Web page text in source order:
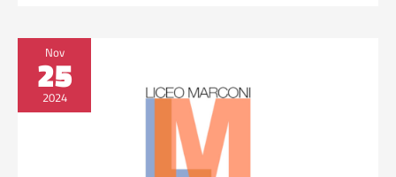
Nov
25
2024
Progetto
Parlamento
Europeo
Giovani